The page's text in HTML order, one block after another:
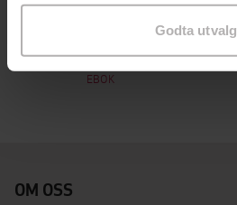
Godta
229,-
Sommer og kjærlighet
Heather B. Moore
EBOK
OM OSS